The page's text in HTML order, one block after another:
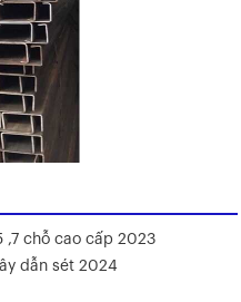
,7 chỗ cao cấp 2023
dẫn sét 2024